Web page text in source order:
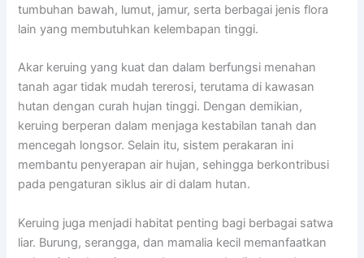
tumbuhan bawah, lumut, jamur, serta berbagai jenis flora
lain yang membutuhkan kelembapan tinggi.
Akar keruing yang kuat dan dalam berfungsi menahan
tanah agar tidak mudah tererosi, terutama di kawasan
hutan dengan curah hujan tinggi. Dengan demikian,
keruing berperan dalam menjaga kestabilan tanah dan
mencegah longsor. Selain itu, sistem perakaran ini
membantu penyerapan air hujan, sehingga berkontribusi
pada pengaturan siklus air di dalam hutan.
Keruing juga menjadi habitat penting bagi berbagai satwa
liar. Burung, serangga, dan mamalia kecil memanfaatkan